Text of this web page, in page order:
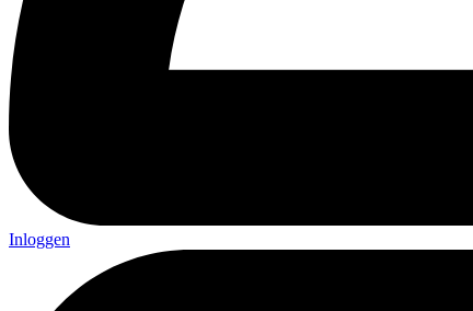
Inloggen